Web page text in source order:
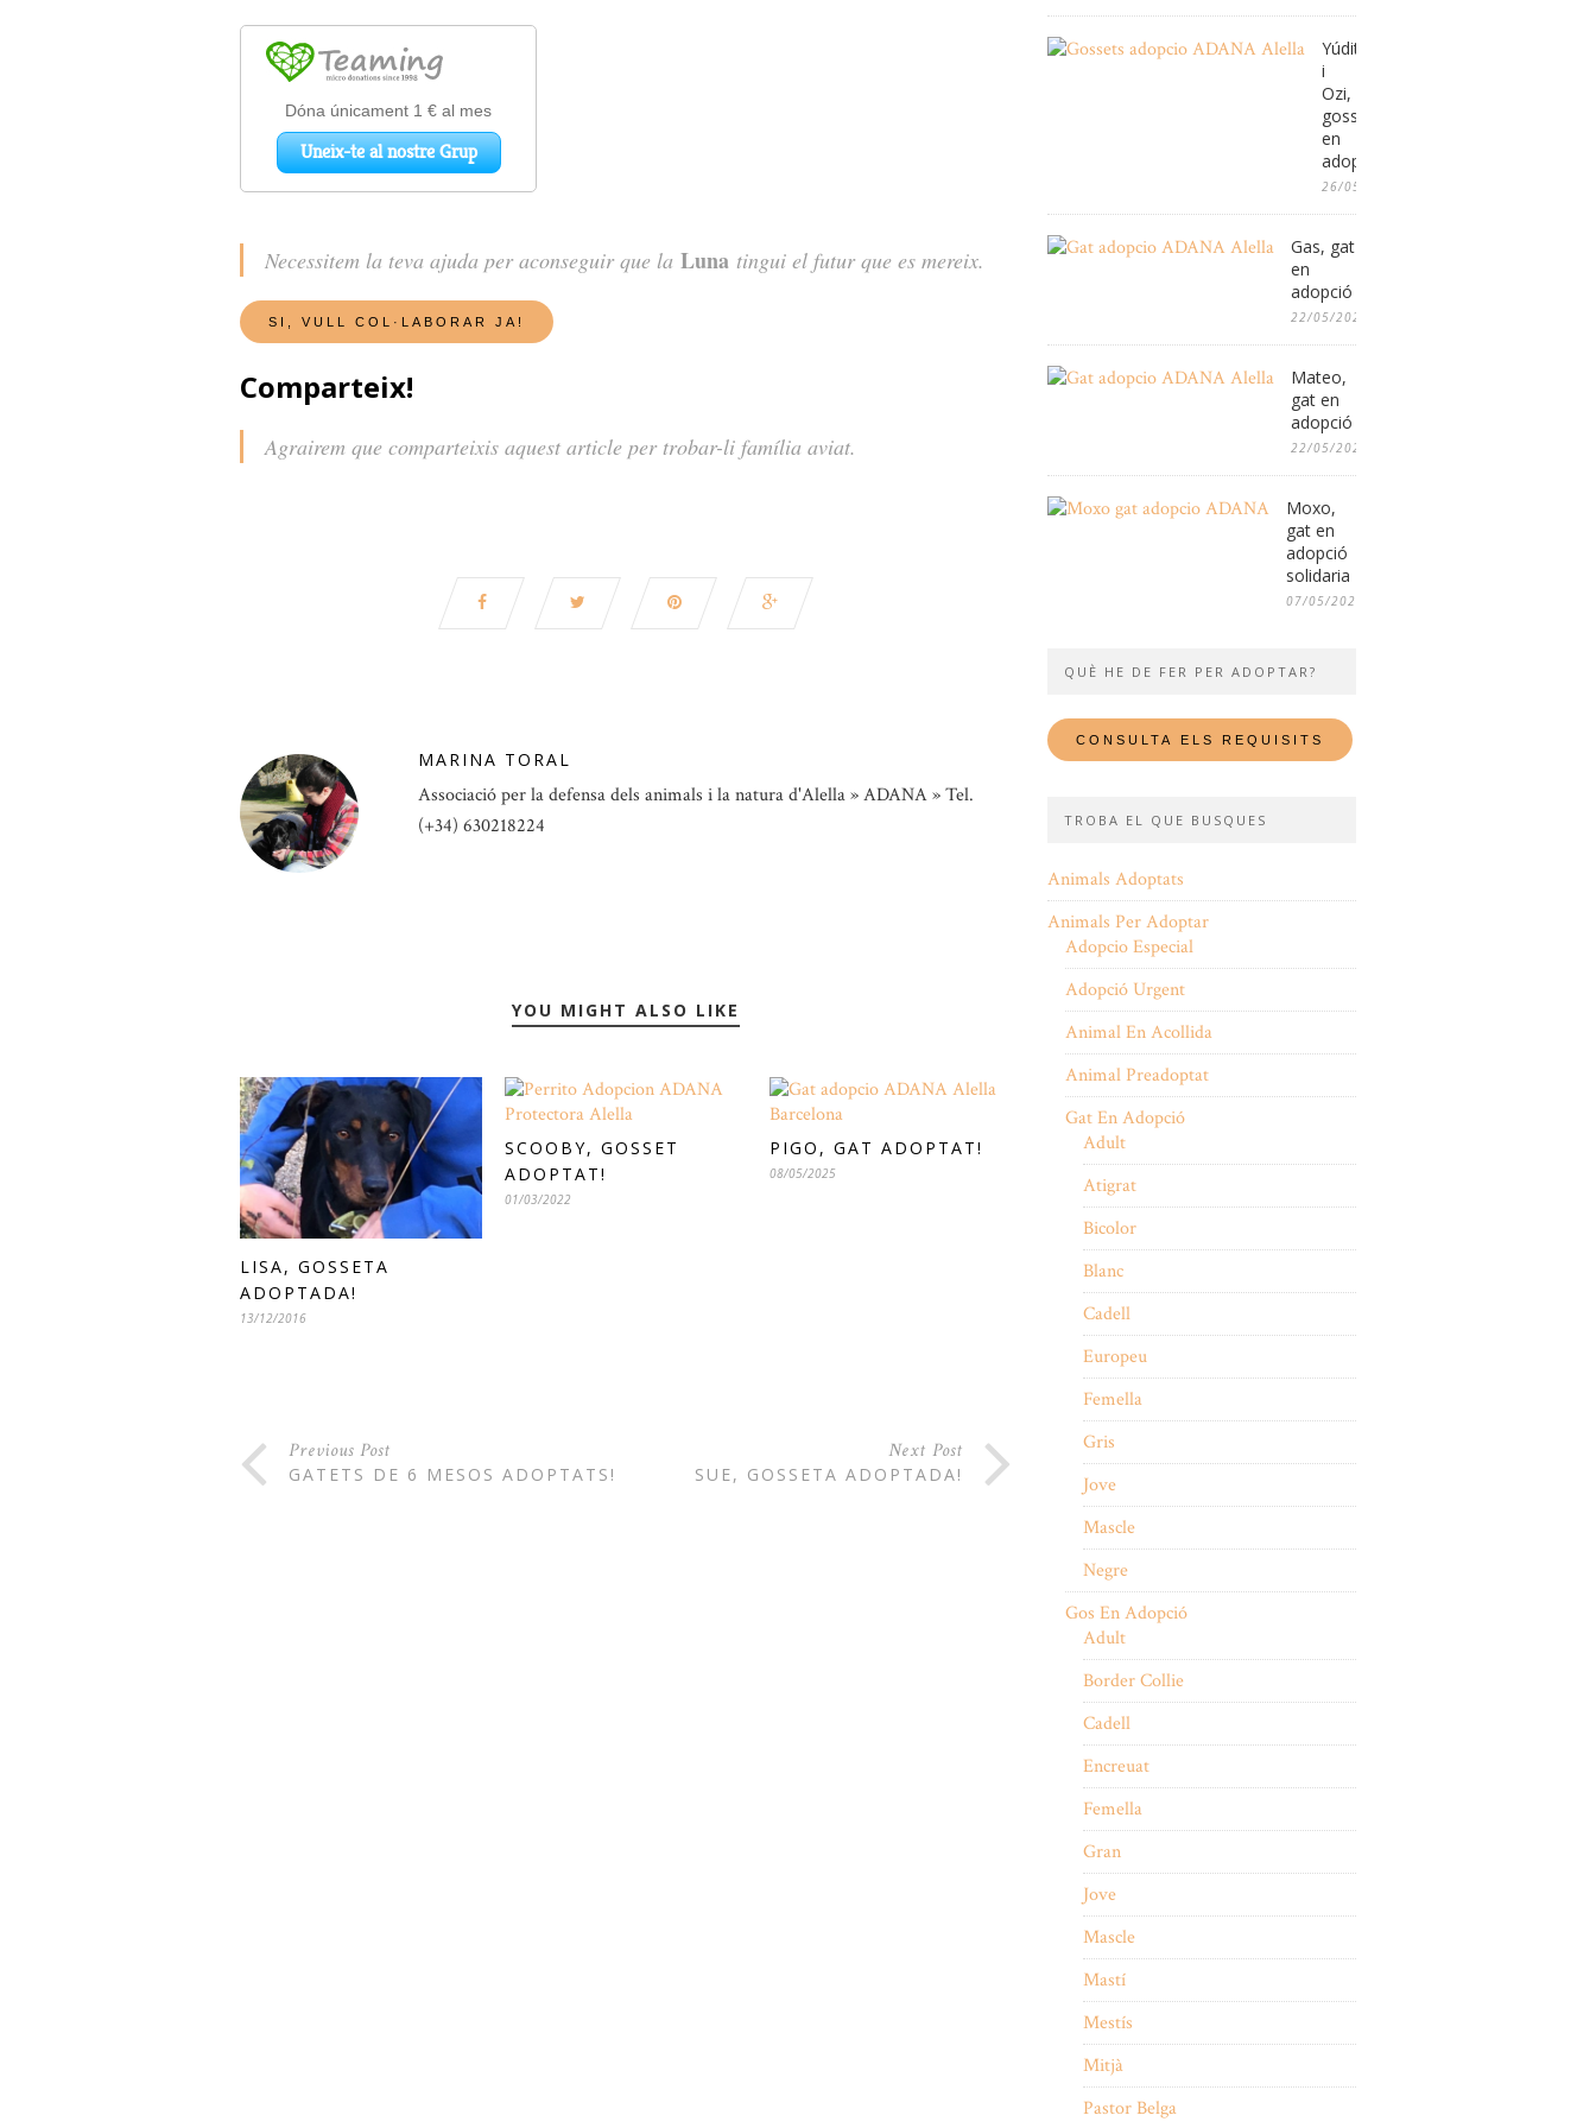
Necessitem la teva ajuda per aconseguir que la Luna tingui el futur que es mereix.
Comparteix!
Agrairem que comparteixis aquest article per trobar-li família aviat.
MARINA TORAL
Associació per la defensa dels animals i la natura d'Alella » ADANA » Tel.
(+34) 630218224
YOU MIGHT ALSO LIKE
LISA, GOSSETA
ADOPTADA!
13/12/2016
SCOOBY, GOSSET
ADOPTAT!
01/03/2022
PIGO, GAT ADOPTAT!
08/05/2025
Previous Post
GATETS DE 6 MESOS ADOPTATS!
Next Post
SUE, GOSSETA ADOPTADA!
Yúdit
i
Ozi,
gossos
en
adopció
26/05/2026
Gas, gat
en
adopció
22/05/2026
Mateo,
gat en
adopció
22/05/2026
Moxo,
gat en
adopció
solidaria
07/05/2026
QUÈ HE DE FER PER ADOPTAR?
TROBA EL QUE BUSQUES
Animals Adoptats
Animals Per Adoptar
Adopcio Especial
Adopció Urgent
Animal En Acollida
Animal Preadoptat
Gat En Adopció
Adult
Atigrat
Bicolor
Blanc
Cadell
Europeu
Femella
Gris
Jove
Mascle
Negre
Gos En Adopció
Adult
Border Collie
Cadell
Encreuat
Femella
Gran
Jove
Mascle
Mastí
Mestís
Mitjà
Pastor Belga